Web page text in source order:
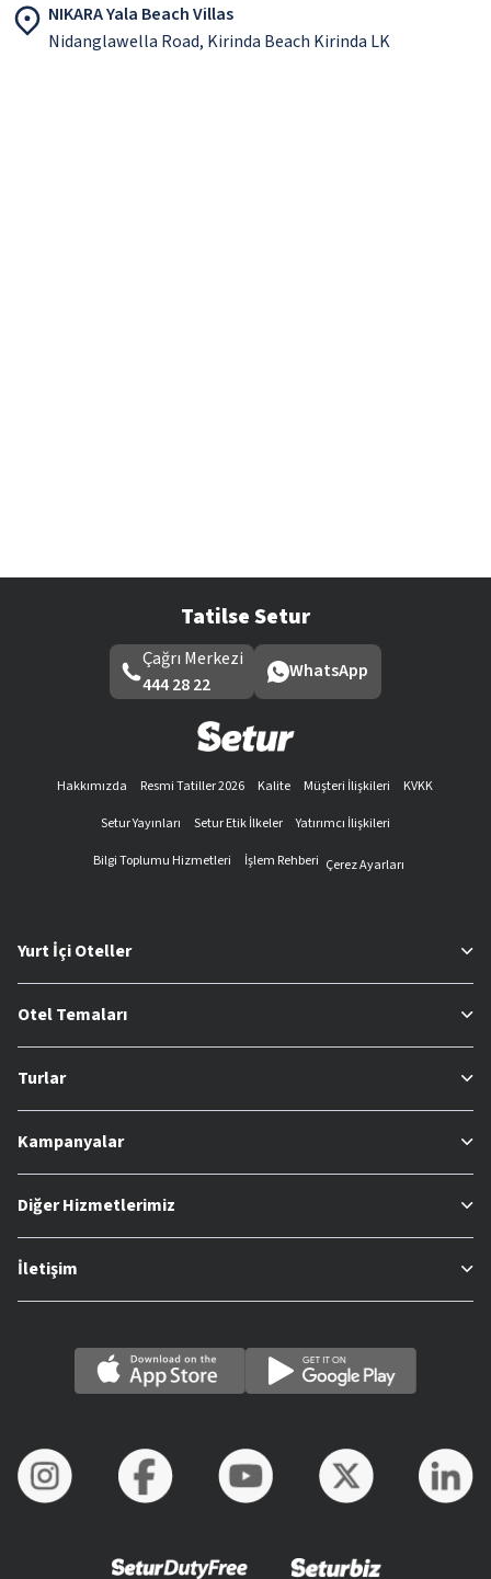
NIKARA Yala Beach Villas
Nidanglawella Road, Kirinda Beach Kirinda LK
Tatilse Setur
Çağrı Merkezi
444 28 22
WhatsApp
Hakkımızda Resmi Tatiller 2026 Kalite Müşteri İlişkileri
KVKK
Setur Yayınları
Setur Etik İlkeler
Yatırımcı İlişkileri
Bilgi Toplumu Hizmetleri
İşlem Rehberi Çerez Ayarları
Yurt İçi Oteller
Otel Temaları
Turlar
Kampanyalar
Diğer Hizmetlerimiz
İletişim